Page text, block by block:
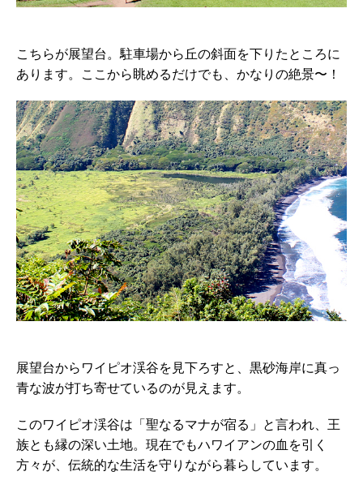
こちらが展望台。駐車場から丘の斜面を下りたところに
あります。ここから眺めるだけでも、かなりの絶景〜！
展望台からワイピオ渓谷を見下ろすと、黒砂海岸に真っ
青な波が打ち寄せているのが見えます。
このワイピオ渓谷は「聖なるマナが宿る」と言われ、王
族とも縁の深い土地。現在でもハワイアンの血を引く
方々が、伝統的な生活を守りながら暮らしています。